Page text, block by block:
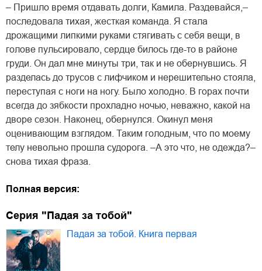
– Пришло время отдавать долги, Камила. Раздевайся,–
последовала тихая, жесткая команда. Я стала
дрожащими липкими руками стягивать с себя вещи, в
голове пульсировало, сердце билось где-то в районе
груди. Он дал мне минуты три, так и не обернувшись. Я
разделась до трусов с лифчиком и нерешительно стояла,
переступая с ноги на ногу. Было холодно. В горах почти
всегда до зябкости прохладно ночью, неважно, какой на
дворе сезон. Наконец, обернулся. Окинул меня
оценивающим взглядом. Таким голодным, что по моему
телу невольно прошла судорога. –А это что, не одежда?–
снова тихая фраза.
Полная версия:
Серия "Падая за тобой"
Падая за тобой. Книга первая